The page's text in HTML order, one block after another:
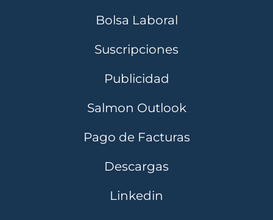
Bolsa Laboral
Suscripciones
Publicidad
Salmon Outlook
Pago de Facturas
Descargas
Linkedin